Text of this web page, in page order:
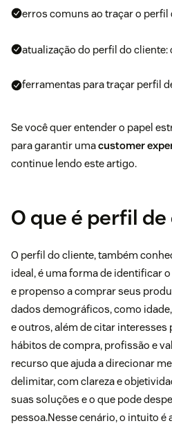
erros comuns ao traçar o perfil
atualização do perfil do cliente:
ferramentas para traçar perfil
Se você quer entender o papel
para garantir umacustomer
continue lendo este artigo.
O que é perfil
O perfil do cliente, também
ideal, é uma forma de identificar
e propenso a comprar seus
dados demográficos, como
e outros, além de citar
hábitos de compra, profissão e
recurso que ajuda a direcionar
delimitar, com clareza e
suas soluções e o que pode
pessoa.Nesse cenário, o intuito